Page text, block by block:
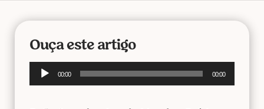
Ouça este artigo
Tocador
00:00 00:00